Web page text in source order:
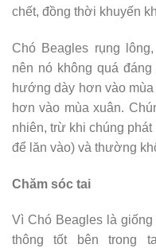
chết, đồng thời khuyến
Chó Beagles rụng
nên nó không quá
hướng dày hơn vào
hơn vào mùa xuân.
nhiên, trừ khi chúng
để lăn vào) và thường
Chăm sóc tai
Vì Chó Beagles là
thông tốt bên trong